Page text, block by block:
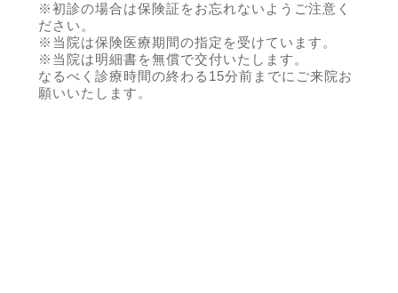
※初診の場合は保険証をお忘れないようご注意く
ださい。
※当院は保険医療期間の指定を受けています。
※当院は明細書を無償で交付いたします。
なるべく診療時間の終わる15分前までにご来院お
願いいたします。